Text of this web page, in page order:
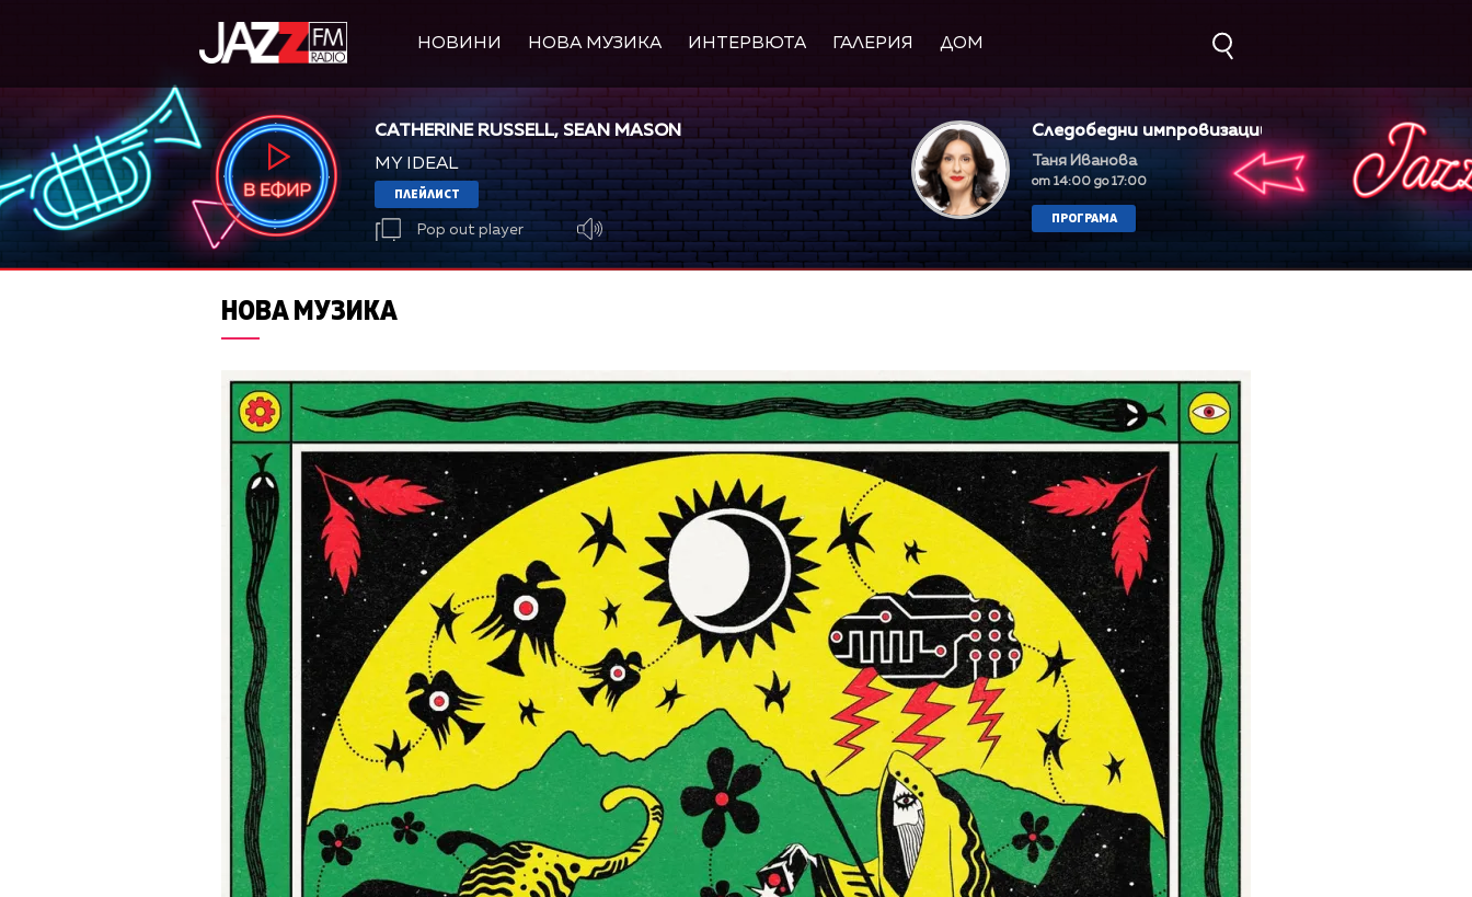
НОВИНИ НОВА МУЗИКА ИНТЕРВЮТА ГАЛЕРИЯ ДОМ
CATHERINE RUSSELL, SEAN MASON
MY IDEAL
ПЛЕЙЛИСТ
Pop out player
Следобедни импровизации
Таня Иванова
от 14:00 до 17:00
ПРОГРАМА
НОВА МУЗИКА